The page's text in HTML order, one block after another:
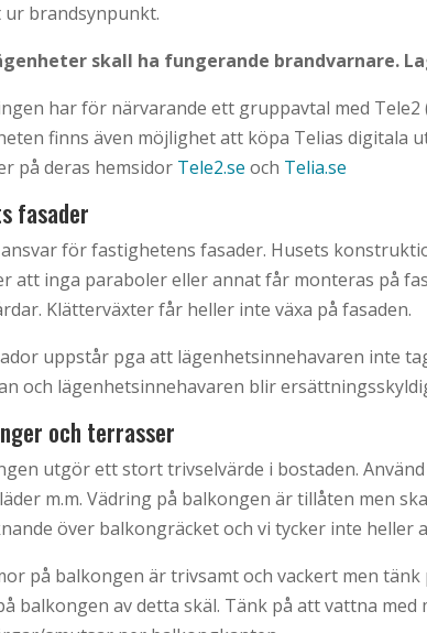
brandsynpunkt.
skall ha fungerande brandvarnare.
har för närvarande ett gruppavtal med
finns även möjlighet att köpa Telias digitala
på deras hemsidor Tele2.se och Telia.se
fasader
för fastighetens fasader. Husets
att inga paraboler eller annat får monteras på
Klätterväxter får heller inte växa på fasaden.
uppstår pga att lägenhetsinnehavaren inte
och lägenhetsinnehavaren blir
och terrasser
utgör ett stort trivselvärde i bostaden.
m.m. Vädring på balkongen är tillåten men
över balkongräcket och vi tycker inte heller
på balkongen är trivsamt och vackert men
balkongen av detta skäl. Tänk på att vattna